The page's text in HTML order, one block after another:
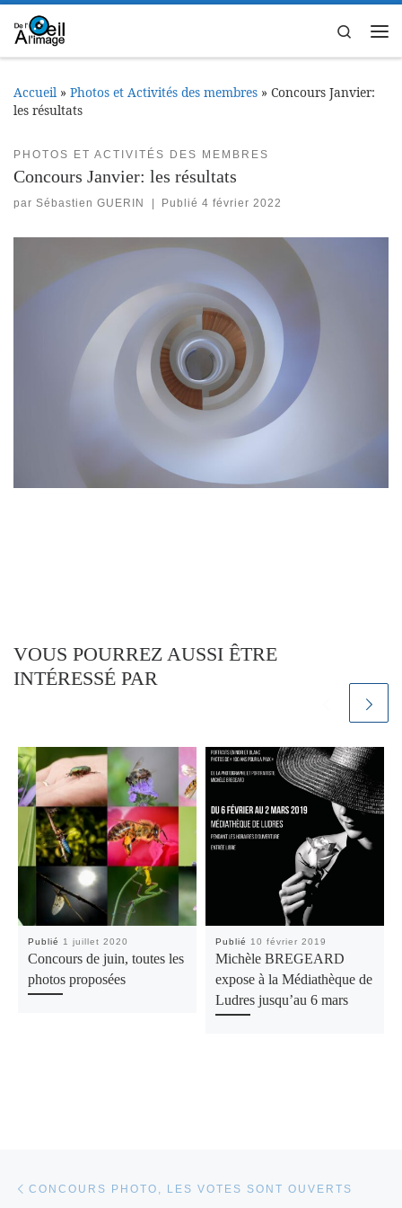
Passer au contenu
Search
Accueil » Photos et Activités des membres » Concours Janvier:
les résultats
PHOTOS ET ACTIVITÉS DES MEMBRES
Concours Janvier: les résultats
par Sébastien GUERIN Publié4 février 2022
VOUS POURREZ AUSSI ÊTRE
INTÉRESSÉ PAR
Publié 1 juillet 2020
Concours de juin, toutes les
photos proposées
Publié 10 février 2019
Michèle BREGEARD
expose à la Médiathèque de
Ludres jusqu’au 6 mars
CONCOURS PHOTO, LES VOTES SONT OUVERTS